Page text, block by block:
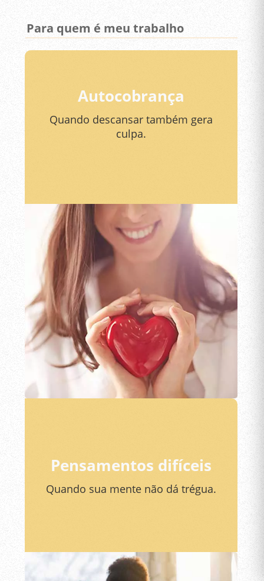
Para quem é meu trabalho
Autocobrança
Quando descansar também gera
culpa.
Pensamentos difíceis
Quando sua mente não dá trégua.